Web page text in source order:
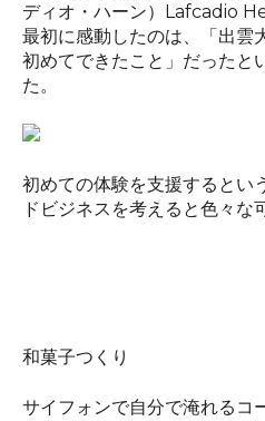
ディオ・ハーン）
Lafcadio
最初に感動したのは、「出雲
初めてできたこと」だったと
た。
初めての体験を支援するとい
ドビジネスを考えると色々な
和菓子つくり
サイフォンで自分で淹れるコ